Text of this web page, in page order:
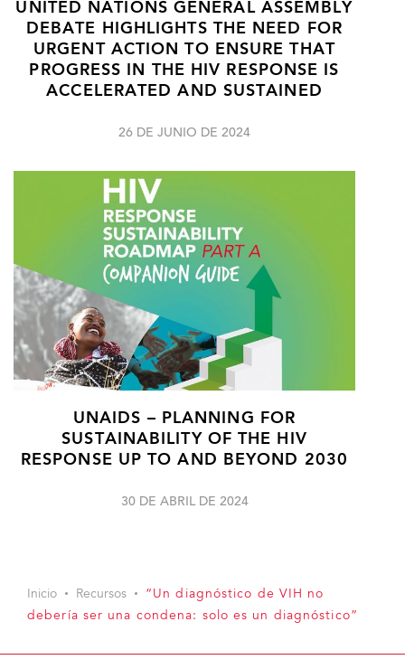
UNITED NATIONS GENERAL ASSEMBLY
DEBATE HIGHLIGHTS THE NEED FOR
URGENT ACTION TO ENSURE THAT
PROGRESS IN THE HIV RESPONSE IS
ACCELERATED AND SUSTAINED
26 DE JUNIO DE 2024
UNAIDS – PLANNING FOR
SUSTAINABILITY OF THE HIV
RESPONSE UP TO AND BEYOND 2030
30 DE ABRIL DE 2024
Inicio Recursos
“Un diagnóstico de VIH no
debería ser una condena: solo es un diagnóstico”